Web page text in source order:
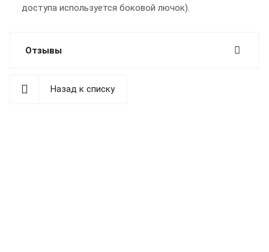
доступа используется боковой лючок).
Отзывы
Назад к списку